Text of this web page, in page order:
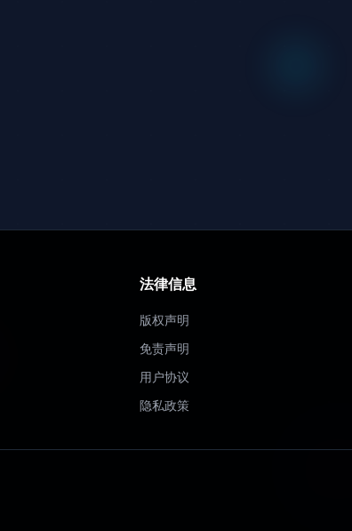
法律信息
版权声明
免责声明
用户协议
隐私政策